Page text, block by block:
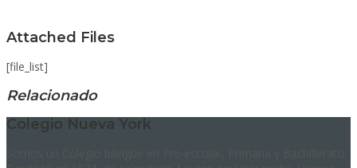
Attached Files
[file_list]
Relacionado
Colegio Nueva York